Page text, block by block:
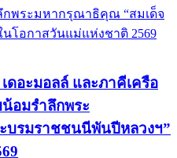
ดอะมอลล์ และภาคีเครือ
อมรำลึกพระ
บรมราชชนนีพันปีหลวงฯ”